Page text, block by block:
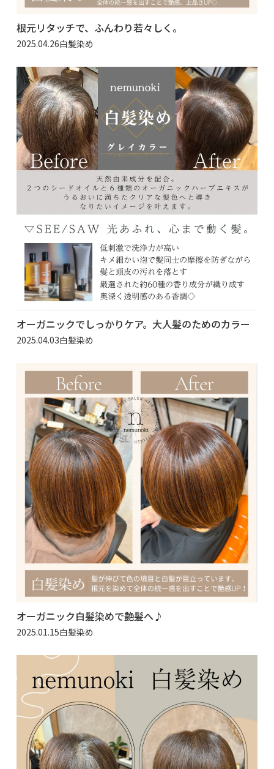
根元リタッチで、ふんわり若々しく。
2025.04.26白髪染め
オーガニックでしっかりケア。大人髪のためのカラー
2025.04.03白髪染め
オーガニック白髪染めで艶髪へ♪
2025.01.15白髪染め